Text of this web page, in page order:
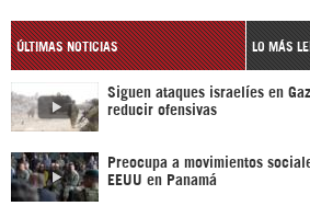
ÚLTIMAS NOTICIAS LO MÁS
Siguen ataques israelíes en
reducir ofensivas
Preocupa a movimientos
EEUU en Panamá